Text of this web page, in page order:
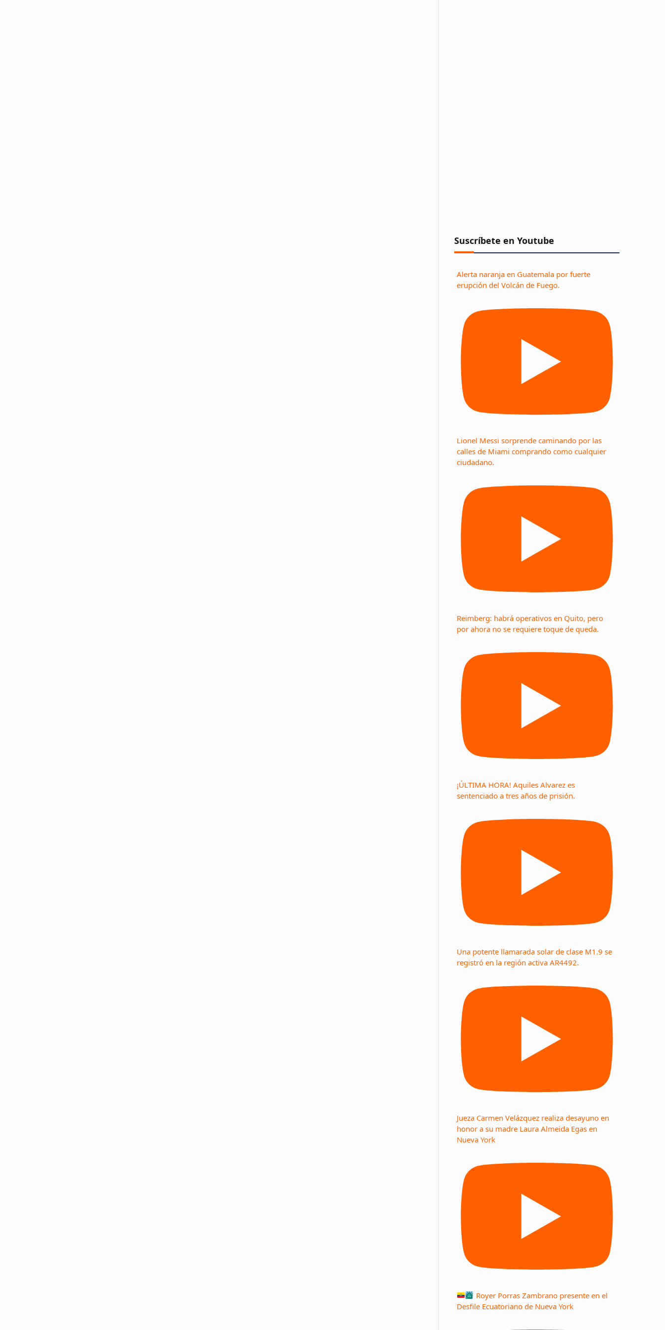
Suscríbete en Youtube
Alerta naranja en Guatemala por fuerte
erupción del Volcán de Fuego.
Lionel Messi sorprende caminando por las
calles de Miami comprando como cualquier
ciudadano.
Reimberg: habrá operativos en Quito, pero
por ahora no se requiere toque de queda.
¡ÚLTIMA HORA! Aquiles Alvarez es
sentenciado a tres años de prisión.
Una potente llamarada solar de clase M1.9 se
registró en la región activa AR4492.
Jueza Carmen Velázquez realiza desayuno en
honor a su madre Laura Almeida Egas en
Nueva York
Royer Porras Zambrano presente en el
Desfile Ecuatoriano de Nueva York